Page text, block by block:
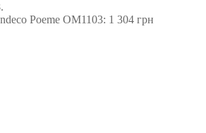
Poeme OM1103: 1 304 грн